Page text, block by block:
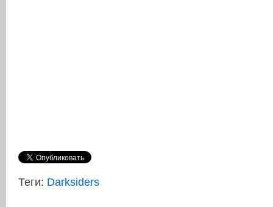
Теги: Darksiders